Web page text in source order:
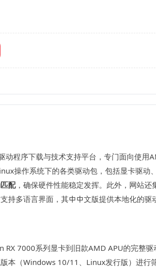
程序下载与技术支持平台，专门面向使
操作系统下的各类驱动包，包括显卡驱动
配，确保硬件性能稳定发挥。此外，网站还
持多语言界面，其中中文版提供本地化的驱
RX 7000系列显卡到旧款AMD APU的完整
本（Windows 10/11、Linux发行版）进行